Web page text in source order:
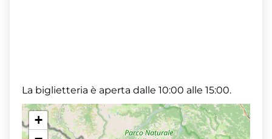
La biglietteria è aperta dalle 10:00 alle 15:00.
+